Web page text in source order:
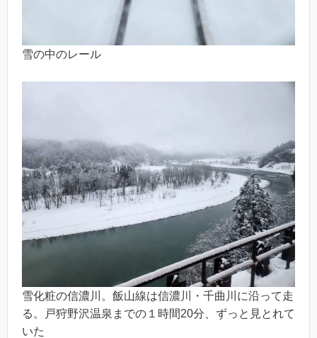
雪の中のレール
雪化粧の信濃川。飯山線は信濃川・千曲川に沿って走
る。戸狩野沢温泉までの１時間20分、ずっと見とれて
いた